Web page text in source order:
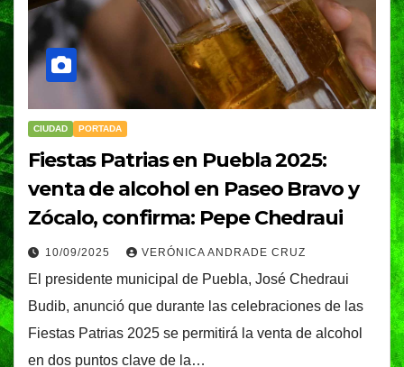
CIUDAD PORTADA
Fiestas Patrias en Puebla 2025:
venta de alcohol en Paseo Bravo y
Zócalo, confirma: Pepe Chedraui
10/09/2025 VERÓNICA ANDRADE CRUZ
El presidente municipal de Puebla, José Chedraui
Budib, anunció que durante las celebraciones de las
Fiestas Patrias 2025 se permitirá la venta de alcohol
en dos puntos clave de la…